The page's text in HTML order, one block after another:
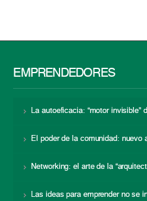
EMPRENDEDORES
La autoeficacia: “motor invisible”
El poder de la comunidad: nuevo
Networking: el arte de la
Las ideas para emprender no se